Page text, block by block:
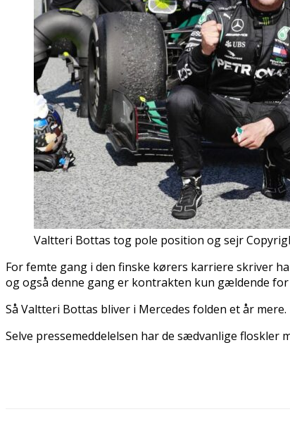
Valtteri Bottas tog pole position og sejr
For femte gang i den finske kørers karriere skriver
og også denne gang er kontrakten kun gældende for
Så Valtteri Bottas bliver i Mercedes folden et år mere.
Selve pressemeddelelsen har de sædvanlige